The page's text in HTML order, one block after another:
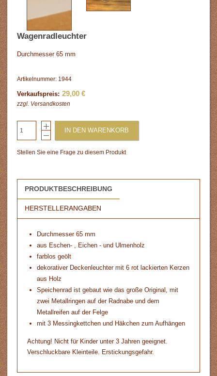
Wagenradleuchter
Durchmesser 65 mm
Artikelnummer: 1944
Verkaufspreis: 29,00 €
zzgl. Versandkosten
IN DEN WARENKORB
Stellen Sie eine Frage zu diesem Produkt
PRODUKTBESCHREIBUNG
HERSTELLERANGABEN
Durchmesser 65 mm
aus Eschen- , Eichen - und Ulmenholz
farblos geölt
dekorativer Deckenleuchter mit 6 rot lackierten Kerzen
aus Holz
Speichenrad ist gebaut wie das große Original, mit
zwei Metallringen auf der Radnabe und dem
Metallreifen auf der Felge
mit 3 Messingkettchen und Häkchen zum Aufhängen
Achtung! Nicht für Kinder unter 3 Jahren geeignet.
Verschluckbare Kleinteile. Erstickungsgefahr.